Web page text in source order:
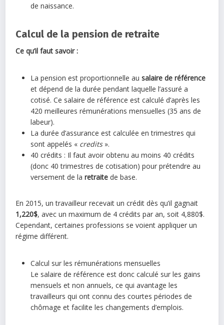
de naissance.
Calcul de la pension de retraite
Ce qu’il faut savoir :
La pension est proportionnelle ausalaire de référence
et dépend de la durée pendant laquelle l’assuré a
cotisé. Ce salaire de référence est calculé d’après les
420 meilleures rémunérations mensuelles (35 ans de
labeur).
La durée d’assurance est calculée en trimestres qui
sont appelés « credits».
40 crédits : Il faut avoir obtenu au moins 40 crédits
(donc 40 trimestres de cotisation) pour prétendre au
versement de laretraite de base.
En 2015, un travailleur recevait un crédit dès qu’il gagnait
1,220$, avec un maximum de 4 crédits par an, soit 4,880$.
Cependant, certaines professions se voient appliquer un
régime différent.
Calcul sur les rémunérations mensuelles
Le salaire de référence est donc calculé sur les gains
mensuels et non annuels, ce qui avantage les
travailleurs qui ont connu des courtes périodes de
chômage et facilite les changements d’emplois.